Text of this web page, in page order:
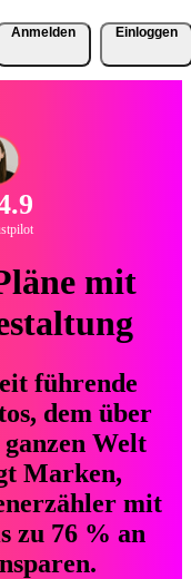
Anmelden Einloggen
mit
führende
dem über
Welt
Marken,
mit
zu 76 % an